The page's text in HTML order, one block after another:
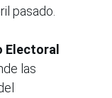
pasado.
Electoral
las